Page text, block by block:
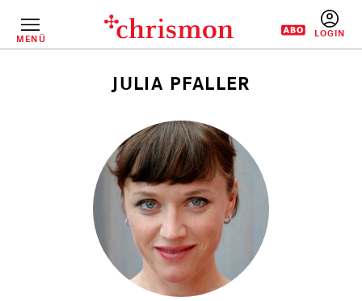
InhaltMENÜ
Pfadnavigation
JULIA PFALLER